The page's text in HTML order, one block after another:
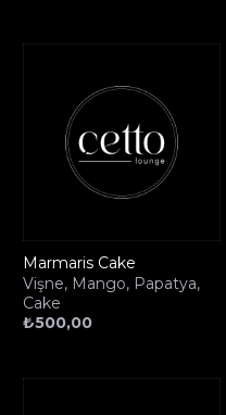
Marmaris Cake
Vişne, Mango, Papatya,
Cake
₺500,00